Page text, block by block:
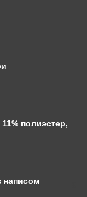
полиэстер,
написом